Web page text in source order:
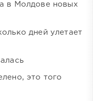
в Молдове новых
дней улетает
это того